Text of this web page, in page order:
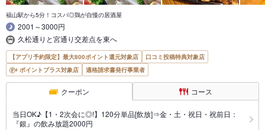
福山駅から5分！コスパ◎鶏が自慢の居酒屋
2001～3000円
久松通りと宮通り交差点を東へ
【アプリ予約限定】最大800ポイント還元対象店
口コミ投稿特典対象店
ポイントプラス対象店
適格請求書発行事業者
クーポン コース
当日OK♪【1・2次会に◎!】120分単品[飲放]⇒金・土・祝日・祝前日：
『銀』の飲み放題2000円